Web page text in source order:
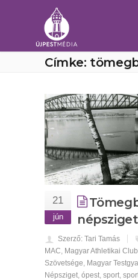
Címke:
21
jún
Szerző: Tari Tamás
MAC, Magyar Athletikai Club
Szövetsége, Magyar
Népsziget, ópest, sport,